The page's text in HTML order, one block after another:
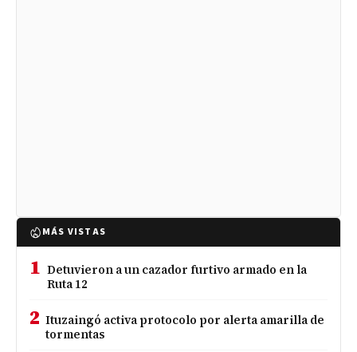
MÁS VISTAS
1 Detuvieron a un cazador furtivo armado en la
Ruta 12
2 Ituzaingó activa protocolo por alerta amarilla de
tormentas